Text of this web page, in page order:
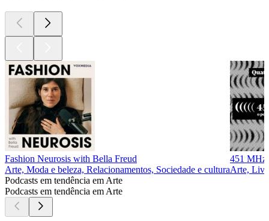
Fashion Neurosis with Bella Freud
Arte, Moda e beleza, Relacionamentos, Sociedade e cultura
451 MHz
Arte,
Podcasts em tendência em Arte
Podcasts em tendência em Arte